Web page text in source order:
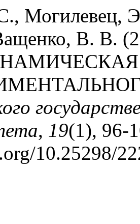
Могилевец,
В. В.
, 19(1), 96-
10.25298/